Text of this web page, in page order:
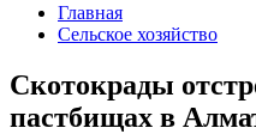
Главная
Сельское хозяйство
Скотокрады
пастбищах в